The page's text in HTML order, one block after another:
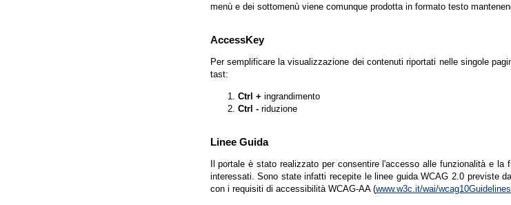
menù e dei sottomenù viene comunque prodotta in formato testo
AccessKey
Per semplificare la visualizzazione dei contenuti riportati nelle singole
tast:
Ctrl + ingrandimento
Ctrl -riduzione
Linee Guida
Il portale è stato realizzato per consentire l'accesso alle funzionalità e
interessati. Sono state infatti recepite le linee guida WCAG 2.0 previste
con i requisiti di accessibilità WCAG-AA (www.w3c.it/wai/